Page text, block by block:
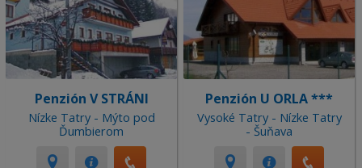
Penzión V STRÁNI
Nízke Tatry - Mýto pod
Ďumbierom
Penzión U ORLA ***
Vysoké Tatry - Nízke Tatry
- Šuňava